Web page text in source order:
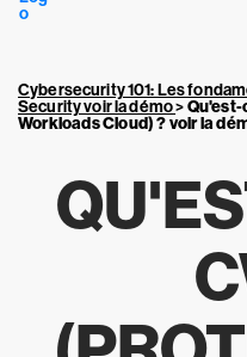
Cybersecurity 101: Les
Security voir la démo>Qu'est-
Workloads Cloud) ? voir la